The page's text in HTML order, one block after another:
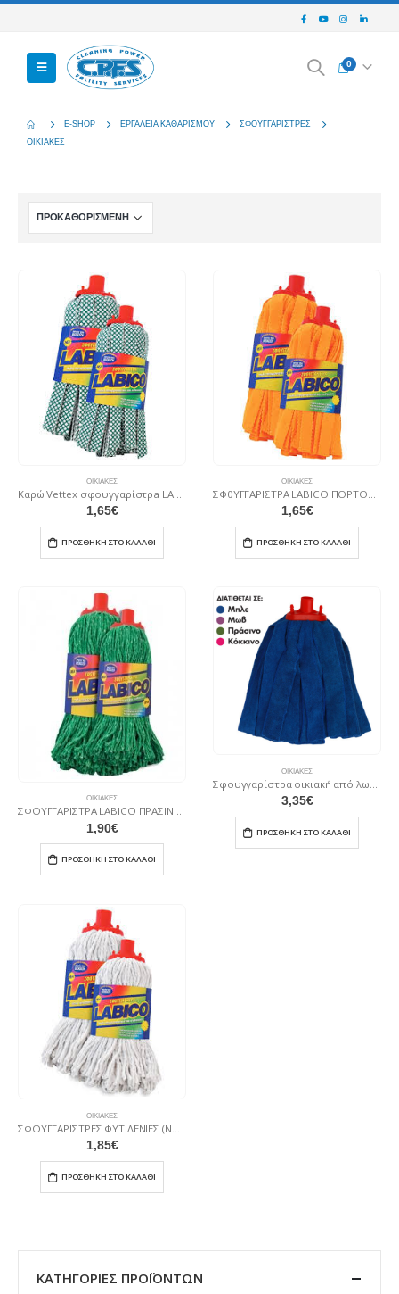
0
E-SHOP ΕΡΓΑΛΕΊΑ ΚΑΘΑΡΙΣΜΟΎ
ΣΦΟΥΓΓΑΡΊΣΤΡΕΣ
ΟΙΚΙΑΚΈΣ
ΟΙΚΙΑΚΈΣ
Καρώ Vettex σφουγγαρίστρa LABICO
1,65€
ΠΡΟΣΘΉΚΗ ΣΤΟ ΚΑΛΆΘΙ
ΟΙΚΙΑΚΈΣ
1,65€
ΠΡΟΣΘΉΚΗ ΣΤΟ ΚΑΛΆΘΙ
ΟΙΚΙΑΚΈΣ
ΣΦΟΥΓΓΑΡΙΣΤΡΑ LABICO ΠΡΑΣΙΝΗ ΝΗΜΑ
1,90€
ΠΡΟΣΘΉΚΗ ΣΤΟ ΚΑΛΆΘΙ
ΟΙΚΙΑΚΈΣ
3,35€
ΠΡΟΣΘΉΚΗ ΣΤΟ ΚΑΛΆΘΙ
ΟΙΚΙΑΚΈΣ
1,85€
ΠΡΟΣΘΉΚΗ ΣΤΟ ΚΑΛΆΘΙ
ΚΑΤΗΓΟΡΊΕΣ ΠΡΟΪΌΝΤΩΝ